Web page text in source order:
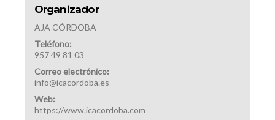
Organizador
AJA CÓRDOBA
Teléfono:
957 49 81 03
Correo electrónico:
info@icacordoba.es
Web:
https://www.icacordoba.com